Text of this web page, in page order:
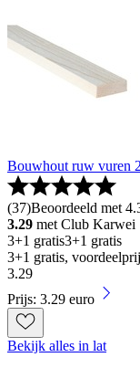
Bouwhout ruw vuren
(37)Beoordeeld met
3.29 met Club Karwei
3+1 gratis3+1 gratis
3+1 gratis,
3.29
Prijs: 3.29 euro
Bekijk alles in lat